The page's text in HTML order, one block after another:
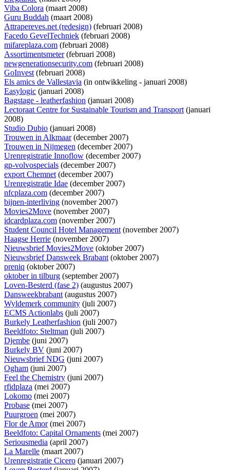
Viba Colora (maart 2008)
Guru Buddah (maart 2008)
Attrapereves.net (redesign) (februari 2008)
Facedo GevelTechniek (februari 2008)
mifareplaza.com (februari 2008)
Assortimentsmeter(februari 2008)
newgenerationsecurity.com (februari 2008)
GoInvest(februari 2008)
Els amics de Vallestavia (in ontwikkeling - januari 2008)
Easylogic (januari 2008)
Bagstage - leatherfashion (januari 2008)
Lectoraat Centre for Sustainable Tourism and Transport(januari
2008)
Studio Dubio (januari 2008)
Trouwen in Alkmaar(december 2007)
Trouwen in Nijmegen (december 2007)
Urenregistratie Innoflow (december 2007)
gp-volvospecials (december 2007)
export Chemnet(december 2007)
Urenregistratie Idae (december 2007)
nfcplaza.com (december 2007)
bijnen-interliving (november 2007)
Movies2Move (november 2007)
idcardplaza.com (november 2007)
Student Council Hotel Management(november 2007)
Haagse Herrie (november 2007)
Nieuwsbrief Movies2Move (oktober 2007)
Nieuwsbrief Dansweek Brabant(oktober 2007)
preniq (oktober 2007)
oktober in tilburg (september 2007)
Loven-Besterd (fase 2) (augustus 2007)
Dansweekbrabant(augustus 2007)
Wyldemerk community (juli 2007)
ECMS Actionlabs (juli 2007)
Burkely Leatherfashion (juli 2007)
Beeldfoto: Steltman (juli 2007)
Djembe (juni 2007)
Burkely BV (juni 2007)
Nieuwsbrief NDG (juni 2007)
Ogham (juni 2007)
Feel the Chemistry (juni 2007)
rfidplaza (mei 2007)
Lokomo (mei 2007)
Probase (mei 2007)
Puurgroen (mei 2007)
Flor de Amor(mei 2007)
Beeldfoto: Capital Ornaments (mei 2007)
Seriousmedia (april 2007)
La Marelle (maart 2007)
Urenregistratie Cicero (januari 2007)